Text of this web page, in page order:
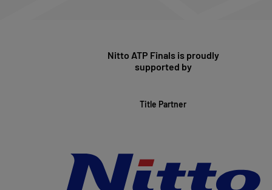
Nitto ATP Finals is proudly
supported by
Title Partner